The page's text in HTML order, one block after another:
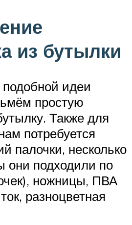
из бутылки
идеи
простую
Также для
потребуется
палочки, несколько
они подходили по
ножницы, ПВА
разноцветная